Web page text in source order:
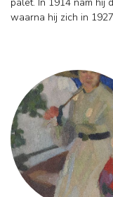
waarna hij zich in